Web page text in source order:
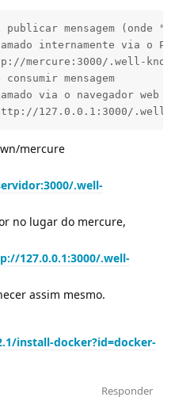
publicar mensagem (onde
internamente via o
mercure:3000/.well-
consumir mensagem
via o navegador web
127.0.0.1:3000/
mercure
.well-
no lugar do mercure,
127.0.0.1:3000/.well-
assim mesmo.
install-docker?id=docker-
Responder